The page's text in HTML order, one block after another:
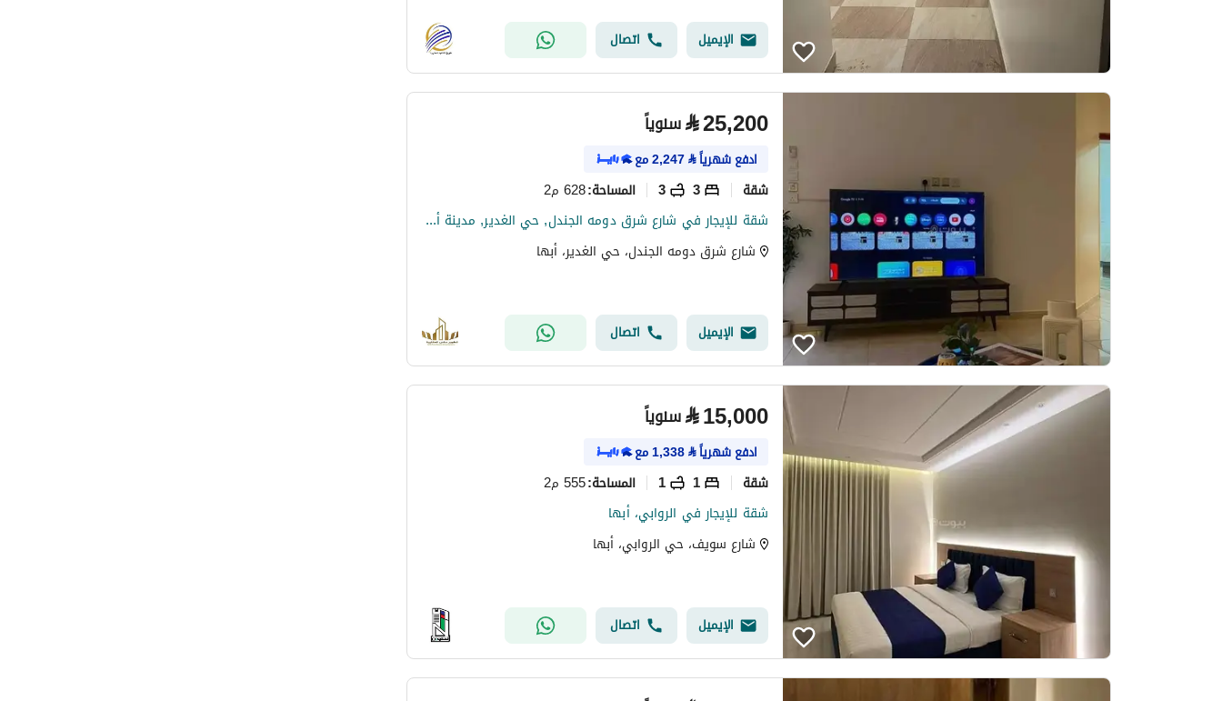
الإيميل اتصال
⃁25,200 سنوياً
ادفع شهرياً⃁
2,247مع
شقة 3
3 المساحة:628 م2
شقة للإيجار في شارع شرق دومه الجندل, حي الغدير, مدينة أبها, منطقة عسير
شارع شرق دومه الجندل، حي الغدير، أبها
الإيميل اتصال
⃁15,000 سنوياً
ادفع شهرياً⃁
1,338مع
شقة 1
1 المساحة:555 م2
شقة للإيجار في الروابي، أبها
شارع سويف، حي الروابي، أبها
الإيميل اتصال